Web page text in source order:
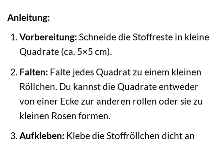
Anleitung:
Vorbereitung: Schneide die Stoffreste in kleine
Quadrate (ca. 5×5 cm).
Falten: Falte jedes Quadrat zu einem kleinen
Röllchen. Du kannst die Quadrate entweder
von einer Ecke zur anderen rollen oder sie zu
kleinen Rosen formen.
Aufkleben: Klebe die Stoffröllchen dicht an